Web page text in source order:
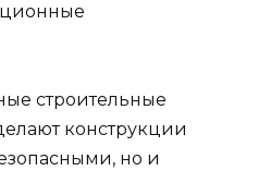
строительные
конструкции
но и